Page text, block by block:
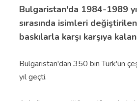
Bulgaristan'da 1984-1989
sırasında isimleri
baskılarla karşı karşıya
Bulgaristan'dan 350 bin Türk'ün
yıl geçti.